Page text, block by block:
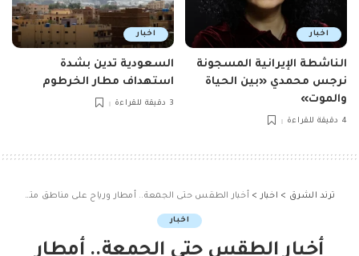
اخبار
الناشطة الإيرانية المسجونة
نرجس محمدي «بين الحياة
والموت»
4 دقيقة للقراءة
اخبار
السعودية تدين بشدة
استهداف مطار الخرطوم
3 دقيقة للقراءة
ترند الشرق > اخبار > أخبار الطقس حتى الجمعة.. أمطار ورياح على مناطق متفرقة واضطرا
اخبار
أخبار الطقس حتى الجمعة.. أمطار